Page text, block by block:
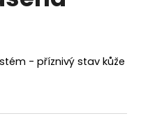
- příznivý stav kůže